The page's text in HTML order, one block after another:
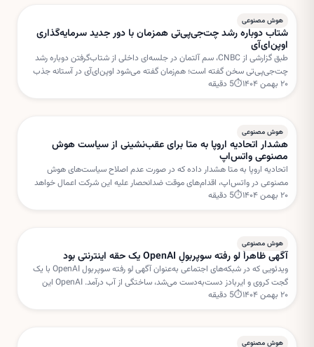
هوش مصنوعی
شتاب دوباره رشد چت‌جی‌پی‌تی همزمان با دور جدید سرمایه‌گذاری
اوپن‌ای‌آی
طبق گزارشی از CNBC، سم آلتمان در جلسه‌ای داخلی از شتاب‌گرفتن دوباره رشد
چت‌جی‌پی‌تی سخن گفته است؛ هم‌زمان گفته می‌شود اوپن‌ای‌آی در آستانه جذب
دور جدیدی از سرمایه‌گذاری با ارزش‌گذاری بسیار بالا است.
۲۰ بهمن ۱۴۰۴ ⏱
5 دقیقه
هوش مصنوعی
هشدار اتحادیه اروپا به متا برای عقب‌نشینی از سیاست هوش
مصنوعی واتس‌اپ
اتحادیه اروپا به متا هشدار داده که در صورت عدم اصلاح سیاست‌های هوش
مصنوعی در واتس‌اپ، اقدام‌های موقت ضدانحصار علیه این شرکت اعمال خواهد
شد. بروکسل نگران استفاده متا از داده‌های کاربران برای خدمات هوش مصنوعی
۲۰ بهمن ۱۴۰۴ ⏱
5 دقیقه
هوش مصنوعی
آگهی ظاهراً لو رفته سوپربولِ OpenAI یک حقه اینترنتی بود
ویدئویی که در شبکه‌های اجتماعی به‌عنوان آگهی لو رفته سوپربول OpenAI با یک
گجت کروی و ایربادز دست‌به‌دست می‌شد، ساختگی از آب درآمد. OpenAI این
داستان را «فیک نیوز» خوانده است.
۲۰ بهمن ۱۴۰۴ ⏱
5 دقیقه
هوش مصنوعی